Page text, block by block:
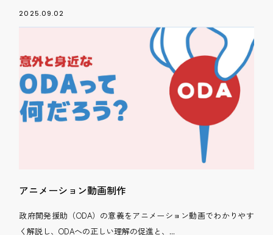
2025.09.02
アニメーション動画制作
政府開発援助（ODA）の意義をアニメーション動画でわかりやす
く解説し、ODAへの正しい理解の促進と、...